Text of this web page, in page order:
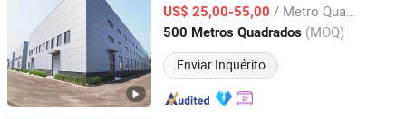
FabricaçãoConstruçãode Fábricas
Industriais
US$ 25,00-55,00 / Metro Quadrado
500 Metros Quadrados (MOQ)
Enviar Inquérito
Shandong, China Desde 2017